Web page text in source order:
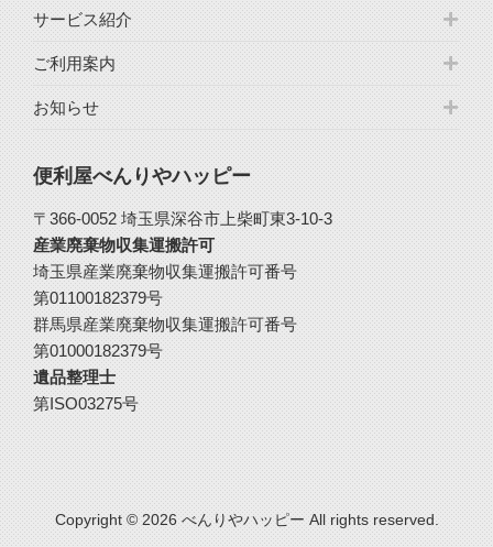
サービス紹介
ご利用案内
お知らせ
便利屋べんりやハッピー
〒366-0052 埼玉県深谷市上柴町東3-10-3
産業廃棄物収集運搬許可
埼玉県産業廃棄物収集運搬許可番号
第01100182379号
群馬県産業廃棄物収集運搬許可番号
第01000182379号
遺品整理士
第ISO03275号
Copyright © 2026 べんりやハッピー All rights reserved.